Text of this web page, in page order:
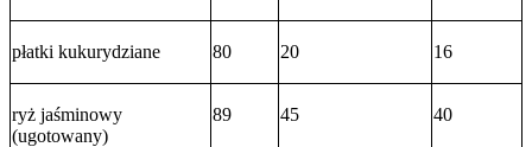
płatki kukurydziane 80 20 16
ryż jaśminowy
(ugotowany)
89 45 40